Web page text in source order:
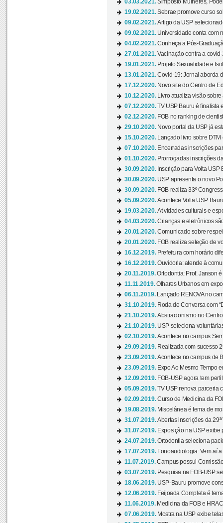
03.03.2021.Simpósio Mulheres,
19.02.2021.Sebrae promove curso
09.02.2021.Artigo da USP
09.02.2021. Universidade conta com
04.02.2021.Conheça a Pós-
27.01.2021.Vacinação contra a
19.01.2021. Projeto Sexualidade e
13.01.2021.Covid-19: Jornal aborda
17.12.2020. Novo site do Centro de
10.12.2020.
Livro atualiza visão
07.12.2020.TV USP Bauru é finalista
02.12.2020. FOB no ranking de
29.10.2020. Novo portal da USP já
15.10.2020.
Lançado livro sobre
07.10.2020. Encerradas inscrições
01.10.2020. Prorrogadas inscrições
30.09.2020. Inscrição para Volta USP
30.09.2020. USP apresenta o novo
30.09.2020. FOB realiza 33º
05.09.2020.Acontece Volta USP
19.03.2020.Atividades culturais e
04.03.2020.Crianças e eletrônicos
20.01.2020.Comunicado sobre
20.01.2020. FOB realiza seleção de
16.12.2019. Prefeitura com horário
16.12.2019.Ouvidoria: atende à
20.11.2019.Ortodontia: Prof. Janson
11.11.2019.Olhares Urbanos em
06.11.2019.
Lançado RENOVA no
31.10.2019. Roda de Conversa com
21.10.2019.Abstracionismo no
21.10.2019. USP seleciona
02.10.2019.Acontece no campus
29.09.2019. Realizada com sucesso
23.09.2019.Acontece no campus de
23.09.2019. Expo Ao Mesmo Tempo
12.09.2019. FOB-USP agora tem
05.09.2019.TV USP renova parceria
02.09.2019.Curso de Medicina da
19.08.2019. Miscelânea é tema de
31.07.2019.Abertas inscrições da 29ª
31.07.2019. Exposição na USP exibe
24.07.2019.Ortodontia seleciona
17.07.2019. Fonoaudiologia: Vem aí
11.07.2019.Campus possui
03.07.2019. Pesquisa na FOB-USP
18.06.2019. USP-Bauru promove
12.06.2019. Feijoada Completa é
11.06.2019. Medicina da FOB e
07.06.2019. Mostra na USP exibe